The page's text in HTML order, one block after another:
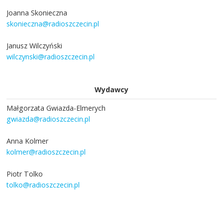
Joanna Skonieczna
skonieczna@radioszczecin.pl
Janusz Wilczyński
wilczynski@radioszczecin.pl
Wydawcy
Małgorzata Gwiazda-Elmerych
gwiazda@radioszczecin.pl
Anna Kolmer
kolmer@radioszczecin.pl
Piotr Tolko
tolko@radioszczecin.pl